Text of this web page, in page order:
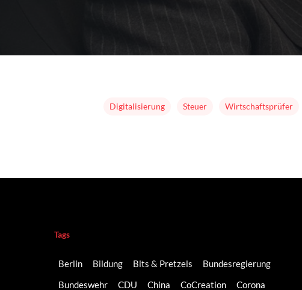
Digitalisierung Steuer Wirtschaftsprüfer
Tags
Berlin Bildung Bits & Pretzels
Bundesregierung
Bundeswehr
CDU China CoCreation Corona